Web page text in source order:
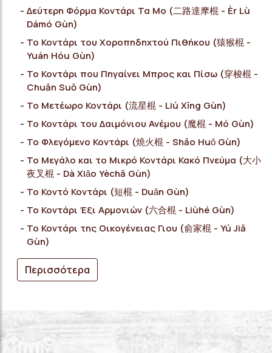
Δεύτερη Φόρμα Κοντάρι Τα Μο (二路達摩棍 - Èr Lù
Dámó Gùn)
Το Κοντάρι του Χοροπηδηχτού Πιθήκου (猿猴棍 -
Yuán Hóu Gùn)
Το Κοντάρι που Πηγαίνει Μπρος και Πίσω (穿梭棍 -
Chuān Suō Gùn)
Το Μετέωρο Κοντάρι (流星棍 - Liú Xīng Gùn)
Το Κοντάρι του Δαιμόνιου Ανέμου (魔棍 - Mó Gùn)
Το Φλεγόμενο Κοντάρι (燒火棍 - Shāo Huǒ Gùn)
Το Μεγάλο και το Μικρό Κοντάρι Κακό Πνεύμα (大小
夜叉棍 - Dà Xiǎo Yèchā Gùn)
Το Κοντό Κοντάρι (短棍 - Duǎn Gùn)
Το Κοντάρι Έξι Αρμονιών (六合棍 - Liùhé Gùn)
Το Κοντάρι της Οικογένειας Γιου (俞家棍 - Yú Jiā
Gùn)
Περισσότερα